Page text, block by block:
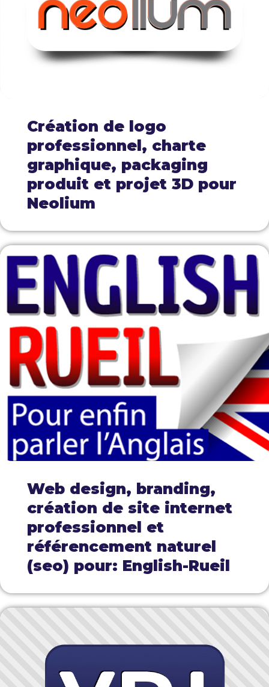
Création de logo
professionnel, charte
graphique, packaging
produit et projet 3D pour
Neolium
Web design, branding,
création de site internet
professionnel et
référencement naturel
(seo) pour: English-Rueil